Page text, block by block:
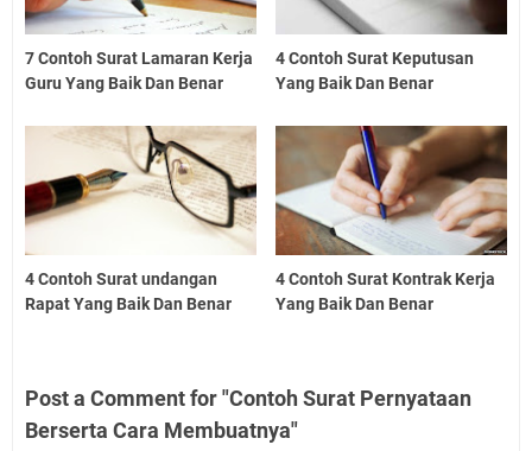
7 Contoh Surat Lamaran Kerja
Guru Yang Baik Dan Benar
4 Contoh Surat Keputusan
Yang Baik Dan Benar
4 Contoh Surat undangan
Rapat Yang Baik Dan Benar
4 Contoh Surat Kontrak Kerja
Yang Baik Dan Benar
Post a Comment for "Contoh Surat Pernyataan
Berserta Cara Membuatnya"